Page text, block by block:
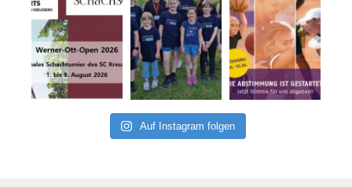
Auf Instagram folgen